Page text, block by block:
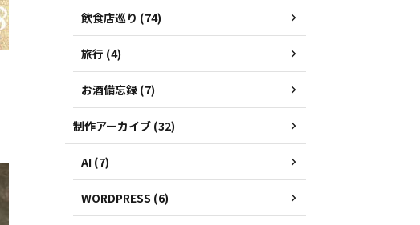
飲食店巡り (74)
旅行 (4)
お酒備忘録 (7)
制作アーカイブ (32)
AI (7)
WORDPRESS (6)